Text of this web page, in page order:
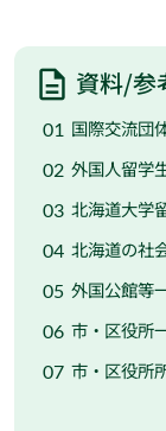
資料/参
国際交流団
外国人留学
北海道大学
北海道の社
外国公館等
市・区役所
市・区役所